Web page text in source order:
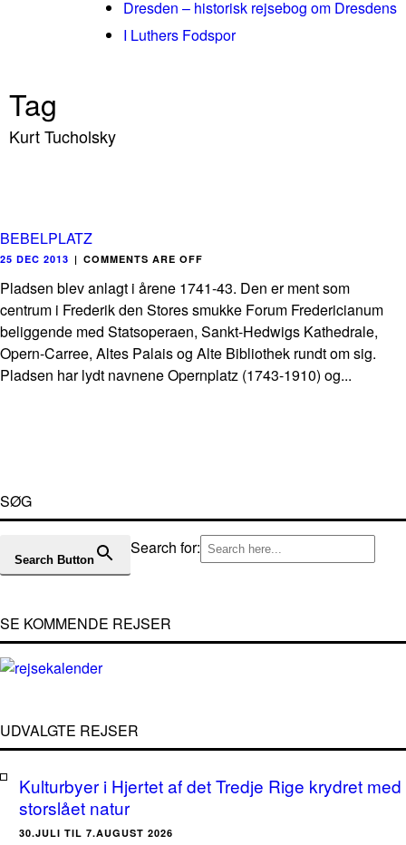
Dresden – historisk rejsebog om Dresdens
I Luthers Fodspor
Tag
Kurt Tucholsky
BEBELPLATZ
25 DEC 2013 | COMMENTS ARE OFF
Pladsen blev anlagt i årene 1741-43. Den er ment som
centrum i Frederik den Stores smukke Forum Fredericianum
beliggende med Statsoperaen, Sankt-Hedwigs Kathedrale,
Opern-Carree, Altes Palais og Alte Bibliothek rundt om sig.
Pladsen har lydt navnene Opernplatz (1743-1910) og...
SØG
Search for:
Search Button
SE KOMMENDE REJSER
UDVALGTE REJSER
Kulturbyer i Hjertet af det Tredje Rige krydret med
storslået natur
30.JULI TIL 7.AUGUST 2026